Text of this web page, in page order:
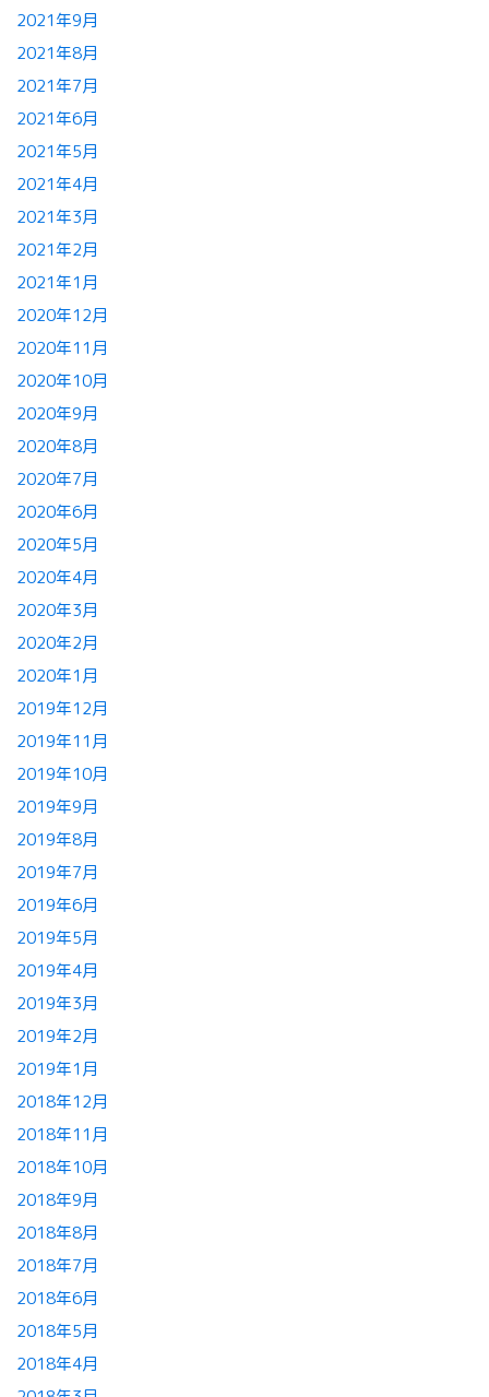
2021年9月
2021年8月
2021年7月
2021年6月
2021年5月
2021年4月
2021年3月
2021年2月
2021年1月
2020年12月
2020年11月
2020年10月
2020年9月
2020年8月
2020年7月
2020年6月
2020年5月
2020年4月
2020年3月
2020年2月
2020年1月
2019年12月
2019年11月
2019年10月
2019年9月
2019年8月
2019年7月
2019年6月
2019年5月
2019年4月
2019年3月
2019年2月
2019年1月
2018年12月
2018年11月
2018年10月
2018年9月
2018年8月
2018年7月
2018年6月
2018年5月
2018年4月